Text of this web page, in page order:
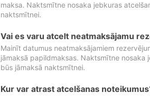
maksa. Naktsmītne nosaka jebkuras
naktsmītnei.
Vai es varu atcelt neatmaksājamu
Mainīt datumus neatmaksājamiem
jāmaksā papildmaksas. Naktsmītne nosaka
būs jāmaksā naktsmītnei.
Kur var atrast atcelšanas